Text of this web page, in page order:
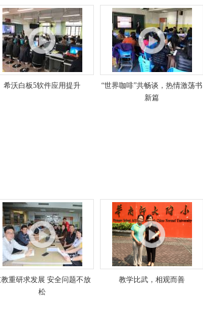
希沃白板5软件应用提升
“世界咖啡”共畅谈，热情激荡书
新篇
重研求发展 安全问题不放
松
教学比武，相观而善